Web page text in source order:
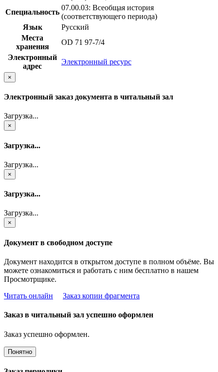
Специальность
07.00.03: Всеобщая история
(соответствующего периода)
Язык
Русский
Места
хранения
OD 71 97-7/4
Электронный
адрес
Электронный ресурс
×
Электронный заказ документа в читальный зал
Загрузка...
×
Загрузка...
Загрузка...
×
Загрузка...
Загрузка...
×
Документ в свободном доступе
Документ находится в открытом доступе в полном объёме. Вы
можете ознакомиться и работать с ним бесплатно в нашем
Просмотрщике.
Читать онлайн
Заказ копии фрагмента
Заказ в читальный зал успешно оформлен
Заказ успешно оформлен.
Понятно